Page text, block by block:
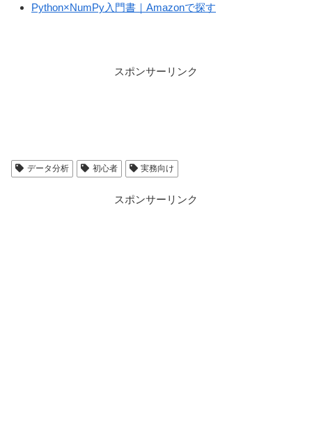
Python×NumPy入門書｜Amazonで探す
スポンサーリンク
データ分析 初心者 実務向け
スポンサーリンク